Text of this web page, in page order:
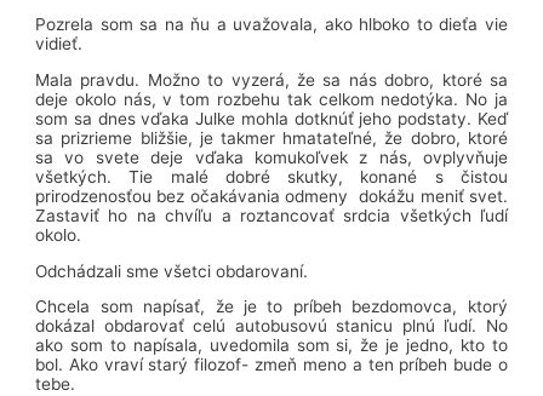
Pozrela som sa na ňu a uvažovala, ako hlboko to dieťa vie
vidieť.
Mala pravdu. Možno to vyzerá, že sa nás dobro, ktoré sa
deje okolo nás, v tom rozbehu tak celkom nedotýka. No ja
som sa dnes vďaka Julke mohla dotknúť jeho podstaty. Keď
sa prizrieme bližšie, je takmer hmatateľné, že dobro, ktoré
sa vo svete deje vďaka komukoľvek z nás, ovplyvňuje
všetkých. Tie malé dobré skutky, konané s čistou
prirodzenosťou bez očakávania odmeny dokážu meniť svet.
Zastaviť ho na chvíľu a roztancovať srdcia všetkých ľudí
okolo.
Odchádzali sme všetci obdarovaní.
Chcela som napísať, že je to príbeh bezdomovca, ktorý
dokázal obdarovať celú autobusovú stanicu plnú ľudí. No
ako som to napísala, uvedomila som si, že je jedno, kto to
bol. Ako vraví starý filozof- zmeň meno a ten príbeh bude o
tebe.